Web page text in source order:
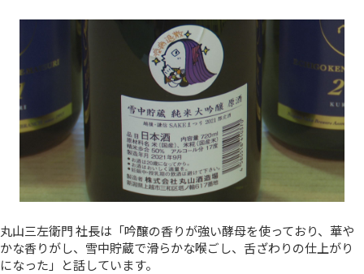
丸山三左衛門 社長は「吟醸の香りが強い酵母を使っており、華や
かな香りがし、雪中貯蔵で滑らかな喉ごし、舌ざわりの仕上がり
になった」と話しています。